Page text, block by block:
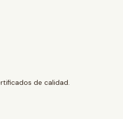
de calidad.